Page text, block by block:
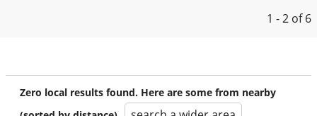
1 - 2 of 6
Zero local results found. Here are some from nearby